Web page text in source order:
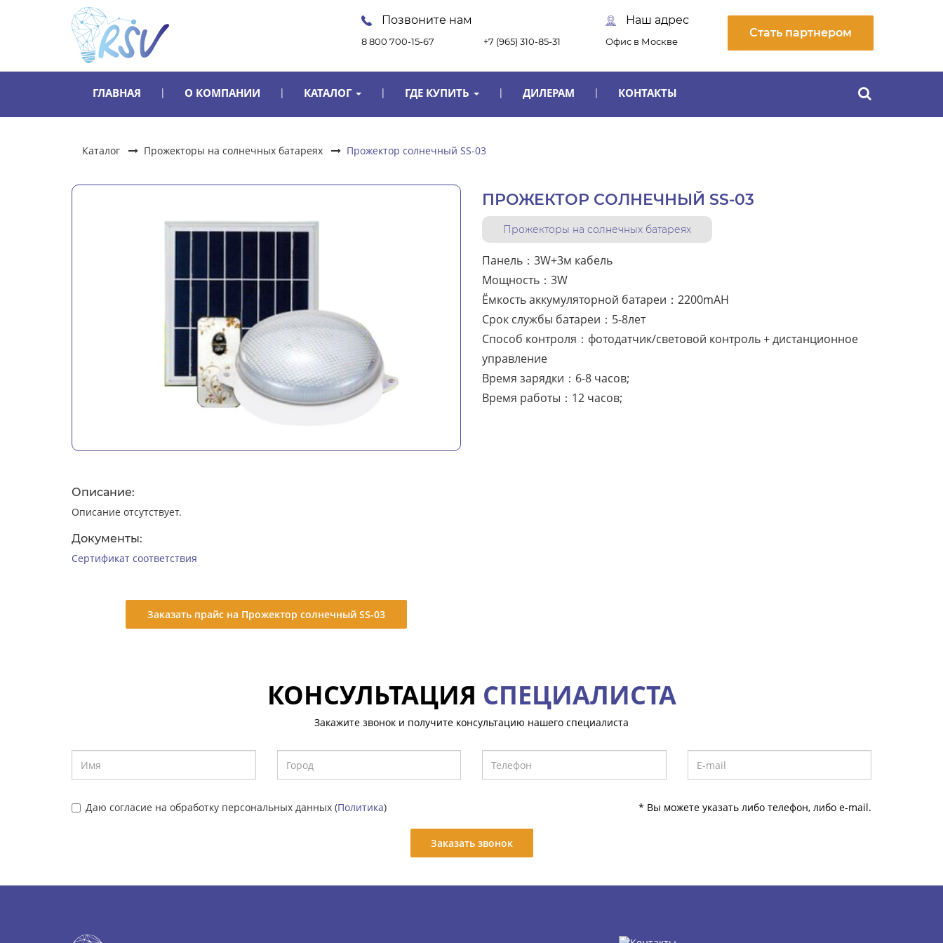
Позвоните нам
8 800 700-15-67 +7 (965) 310-85-31
Наш адрес
Офис в Москве
Стать партнером
ГЛАВНАЯ О КОМПАНИИ КАТАЛОГ ГДЕ КУПИТЬ ДИЛЕРАМ КОНТАКТЫ
Каталог Прожекторы на солнечных батареях Прожектор солнечный SS-03
Описание:
Описание отсутствует.
Документы:
Сертификат соответствия
Заказать прайс на Прожектор солнечный SS-03
ПРОЖЕКТОР СОЛНЕЧНЫЙ SS-03
Прожекторы на солнечных батареях
Панель：3W+3м кабель
Мощность：3W
Ёмкость аккумуляторной батареи：2200mAH
Срок службы батареи：5-8лет
Способ контроля：фотодатчик/световой контроль + дистанционное
управление
Время зарядки：6-8 часов;
Время работы：12 часов;
КОНСУЛЬТАЦИЯ СПЕЦИАЛИСТА
Закажите звонок и получите консультацию нашего специалиста
Даю согласие на обработку персональных данных (Политика) * Вы можете указать либо телефон, либо e-mail.
Заказать звонок